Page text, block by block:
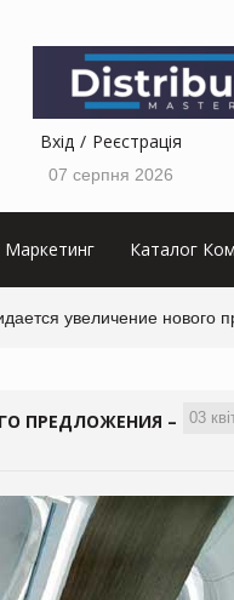
Вхід Реєстрація
07 серпня 2026
Маркетинг Каталог
увеличение нового
03
ПРЕДЛОЖЕНИЯ –